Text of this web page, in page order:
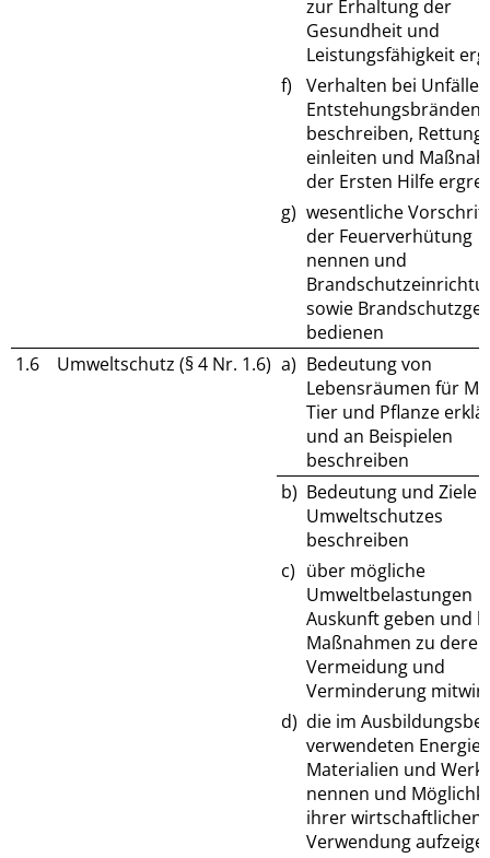
zur Erhaltung der
Gesundheit und
Leistungsfähigkeit
f)
Verhalten bei
Entstehungsbränden
beschreiben,
einleiten und
der Ersten Hilfe
g) wesentliche
der Feuerverhütung
nennen und
sowie
bedienen
1.6
Umweltschutz (§ 4 Nr. 1.6) a) Bedeutung von
Lebensräumen für
Tier und Pflanze
und an Beispielen
beschreiben
b) Bedeutung und Ziele
Umweltschutzes
beschreiben
c) über mögliche
Umweltbelastungen
Auskunft geben und
Maßnahmen zu deren
Vermeidung und
Verminderung
d) die im
verwendeten
Materialien und
nennen und
ihrer wirtschaftlichen
Verwendung